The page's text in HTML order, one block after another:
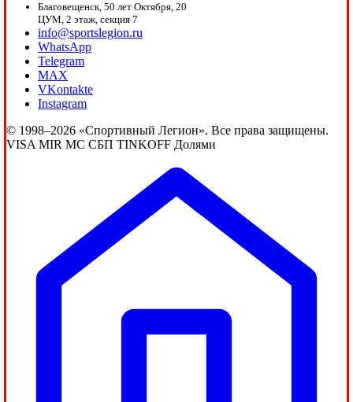
Благовещенск, 50 лет Октября, 20
ЦУМ, 2 этаж, секция 7
info@sportslegion.ru
WhatsApp
Telegram
MAX
VKontakte
Instagram
© 1998–2026 «Спортивный Легион». Все права защищены.
VISA MIR MC СБП TINKOFF Долями